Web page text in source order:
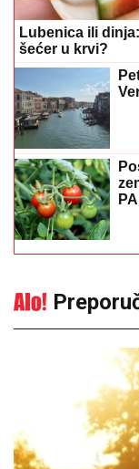
Lubenica ili
šećer u krvi?